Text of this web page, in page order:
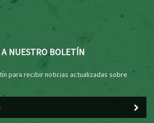
A NUESTRO BOLETÍN
para recibir noticias actualizadas sobre